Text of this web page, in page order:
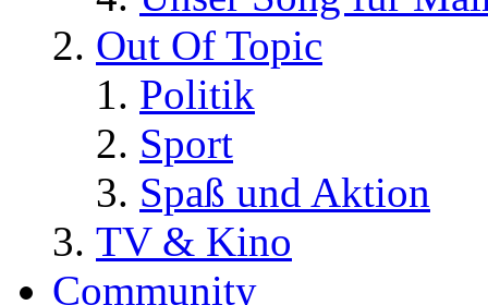
Out Of Topic
Politik
Sport
Spaß und Aktion
TV & Kino
Community